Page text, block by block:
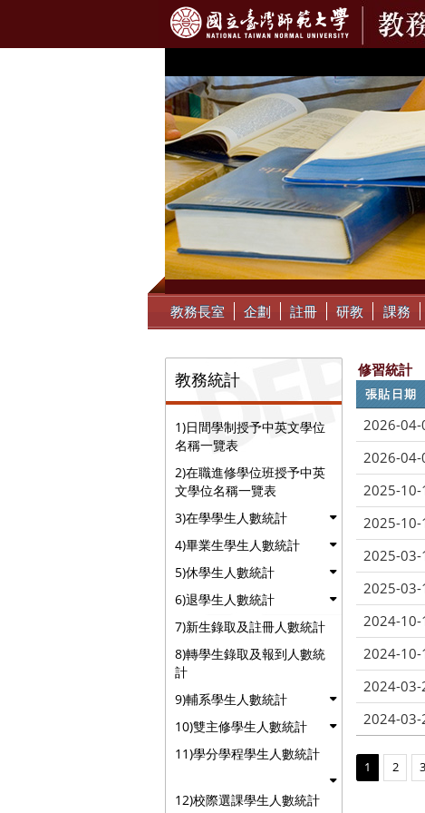
::: 教務長室 企劃 註冊 研教 課務
教務統計
1)日間學制授予中英文學位
名稱一覽表
2)在職進修學位班授予中英
文學位名稱一覽表
3)在學學生人數統計
4)畢業生學生人數統計
5)休學生人數統計
6)退學生人數統計
7)新生錄取及註冊人數統計
8)轉學生錄取及報到人數統
計
9)輔系學生人數統計
10)雙主修學生人數統計
11)學分學程學生人數統計
12)校際選課學生人數統計
修習統計
張貼日期
2026-04-
2026-04-
2025-10-
2025-10-
2025-03-
2025-03-
2024-10-
2024-10-
2024-03-
2024-03-
1 2 3